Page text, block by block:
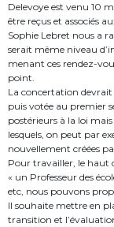
Delevoye est venu 10
être reçus et associés
Sophie Lebret nous a
serait même niveau
menant ces rendez-
point.
La concertation devrait
puis votée au premier
postérieurs à la loi
lesquels, on peut par
nouvellement créées
Pour travailler, le haut
« un Professeur des
etc, nous pouvons
Il souhaite mettre en
transition et